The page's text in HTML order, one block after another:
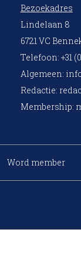
Bezoekadres
Lindelaan 8
6721 VC
Telefoon: +31
Algemeen:
Redactie:
Membership:
Word member